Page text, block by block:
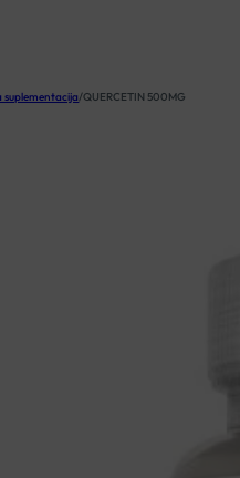
suplementacija/QUERCETIN 500MG